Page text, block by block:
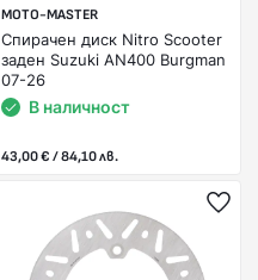
MOTO-MASTER
Спирачен диск Nitro Scooter
заден Suzuki AN400 Burgman
07-26
В наличност
43,00 € / 84,10 лв.